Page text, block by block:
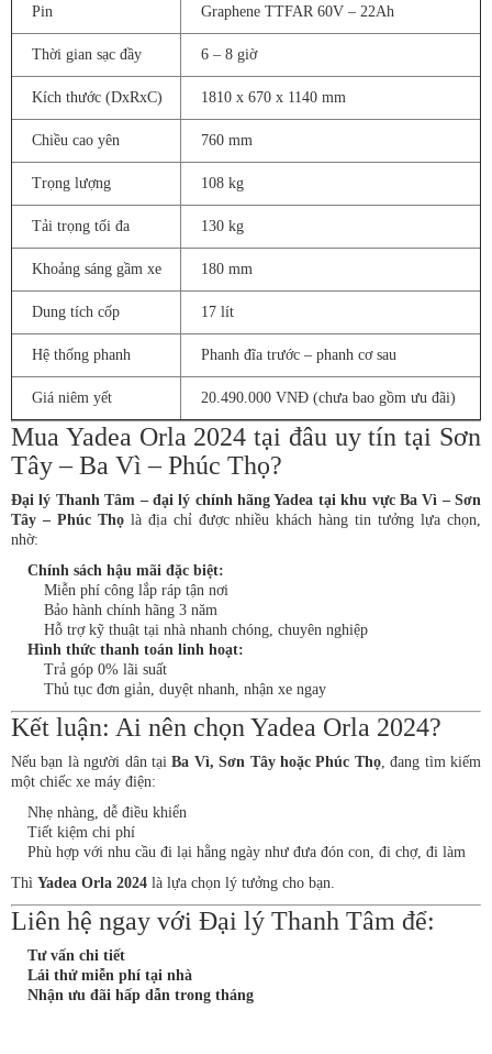
Pin Graphene TTFAR 60V – 22Ah
Thời gian sạc đầy 6 – 8 giờ
Kích thước (DxRxC) 1810 x 670 x 1140 mm
Chiều cao yên 760 mm
Trọng lượng 108 kg
Tải trọng tối đa 130 kg
Khoảng sáng gầm xe 180 mm
Dung tích cốp 17 lít
Hệ thống phanh Phanh đĩa trước – phanh cơ sau
Giá niêm yết 20.490.000 VNĐ (chưa bao gồm ưu đãi)
Mua Yadea Orla 2024 tại đâu uy tín tại Sơn
Tây – Ba Vì – Phúc Thọ?
Đại lý Thanh Tâm – đại lý chính hãng Yadea tại khu vực Ba Vì – Sơn
Tây – Phúc Thọlà địa chỉ được nhiều khách hàng tin tưởng lựa chọn,
nhờ:
Chính sách hậu mãi đặc biệt:
Miễn phí công lắp ráp tận nơi
Bảo hành chính hãng 3 năm
Hỗ trợ kỹ thuật tại nhà nhanh chóng, chuyên nghiệp
Hình thức thanh toán linh hoạt:
Trả góp 0% lãi suất
Thủ tục đơn giản, duyệt nhanh, nhận xe ngay
Kết luận: Ai nên chọn Yadea Orla 2024?
Nếu bạn là người dân tạiBa Vì, Sơn Tây hoặc Phúc Thọ, đang tìm kiếm
một chiếc xe máy điện:
Nhẹ nhàng, dễ điều khiển
Tiết kiệm chi phí
Phù hợp với nhu cầu đi lại hằng ngày như đưa đón con, đi chợ, đi làm
Thì Yadea Orla 2024 là lựa chọn lý tưởng cho bạn.
Liên hệ ngay với Đại lý Thanh Tâm để:
Tư vấn chi tiết
Lái thử miễn phí tại nhà
Nhận ưu đãi hấp dẫn trong tháng